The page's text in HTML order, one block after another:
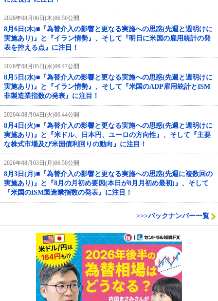
2026年08月06日(木)06:50公開
8月6日(木)■『為替介入の影響と更なる実施への思惑(先週と週明けに
実施あり)』と『イラン情勢』、そして『明日に米国の雇用統計の発
表を控える点』に注目！
2026年08月05日(水)06:47公開
8月5日(水)■『為替介入の影響と更なる実施への思惑(先週と週明けに
実施あり)』と『イラン情勢』、そして『米国のADP雇用統計とISM
非製造業指数の発表』に注目！
2026年08月04日(火)06:44公開
8月4日(火)■『為替介入の影響と更なる実施への思惑(先週と週明けに
実施あり)』と『米ドル、日本円、ユーロの方向性』、そして『主要
な株式市場及び米国債利回りの動向』に注目！
2026年08月03日(月)06:50公開
8月3日(月)■『為替介入の影響と更なる実施への思惑(先週に複数回の
実施あり)』と『8月の月初め要因(本日が8月月初め最初)』、そして
『米国のISM製造業指数の発表』に注目！
>>>バックナンバー一覧